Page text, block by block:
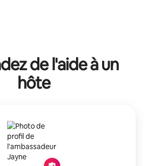
de l'aide à un
hôte